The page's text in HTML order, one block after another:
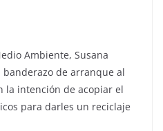
Ambiente, Susana
de arranque al
la intención de acopiar el
para darles un reciclaje